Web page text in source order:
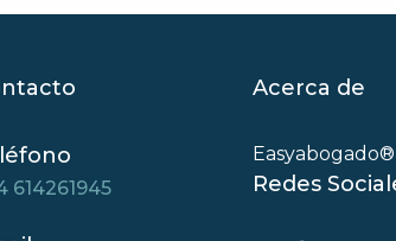
614261945
Acerca de
Easyabogado®
Redes